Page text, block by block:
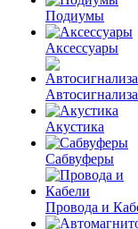
Подиумы
Аксессуары
Акустика
Сабвуферы
Провода и